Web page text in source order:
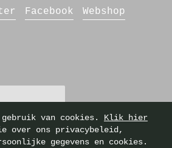
gebruik van cookies. Klik hier
over ons privacybeleid,
gegevens en cookies.
Facebook Webshop